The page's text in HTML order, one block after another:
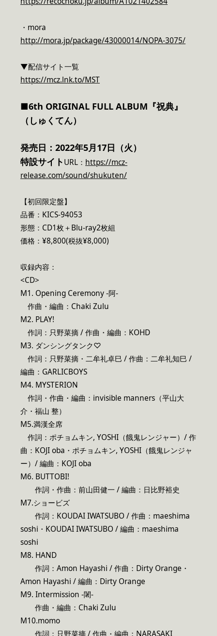
・mora
http://mora.jp/package/43000014/NOPA-3075/
▼配信サイト一覧
https://mcz.lnk.to/MST
■6th ORIGINAL FULL ALBUM『祝典』
（しゅくてん）
発売日：2022年5月17日（火）
特設サイトURL： https://mcz-
release.com/sound/shukuten/
【初回限定盤】
品番：KICS-94053
形態：CD1枚＋Blu-ray2枚組
価格：¥8,800(税抜¥8,000)
収録内容：
<CD>
M1. Opening Ceremony -阿-
作曲・編曲：Chaki Zulu
M2. PLAY!
作詞：只野菜摘 / 作曲・編曲：KOHD
M3. ダンシングタンク♡
作詞：只野菜摘・二牟礼卓巳 / 作曲：二牟礼知巳 /
編曲：GARLICBOYS
M4. MYSTERION
作詞・作曲・編曲：invisible manners（平山大
介・福山 整）
M5.満漢全席
作詞：ポチョムキン, YOSHI（餓鬼レンジャー）/ 作
曲：KOJI oba・ポチョムキン, YOSHI（餓鬼レンジャ
ー）/ 編曲：KOJI oba
M6. BUTTOBI!
作詞・作曲：前山田健一 / 編曲：日比野裕史
M7.ショービズ
作詞：KOUDAI IWATSUBO / 作曲：maeshima
soshi・KOUDAI IWATSUBO / 編曲：maeshima
soshi
M8. HAND
作詞：Amon Hayashi / 作曲：Dirty Orange・
Amon Hayashi / 編曲：Dirty Orange
M9. Intermission -闍-
作曲・編曲：Chaki Zulu
M10.momo
作詞：只野菜摘 / 作曲・編曲：NARASAKI